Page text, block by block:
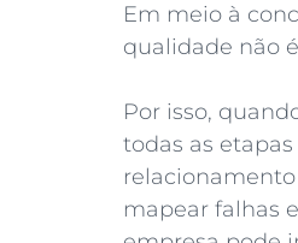
Em meio à
qualidade não
Por isso,
todas as
mapear falhas